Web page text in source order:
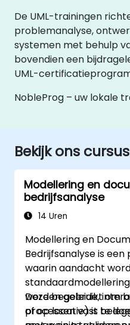
De UML-trainingen
problemanalyse,
systemen met behulp
bovendien een
UML-
NobleProg – uw lokale
Bekijk ons
Modellering en
bedrijfsanalyse
14 Uren
Modellering en
Bedrijfsanalyse is
waarin aandacht
worden gebruikt om
processen vast te
Deze begeleide,
of op locatie) is